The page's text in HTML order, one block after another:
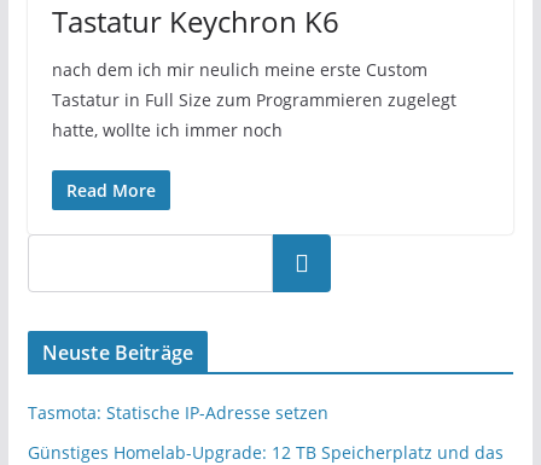
Tastatur Keychron K6
nach dem ich mir neulich meine erste Custom
Tastatur in Full Size zum Programmieren zugelegt
hatte, wollte ich immer noch
Read More
Neuste Beiträge
Tasmota: Statische IP-Adresse setzen
Günstiges Homelab-Upgrade: 12 TB Speicherplatz und das